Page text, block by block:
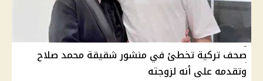
صحف تركية تخطئ في منشور شقيقة محمد صلاح
وتقدمه على أنه لزوجته